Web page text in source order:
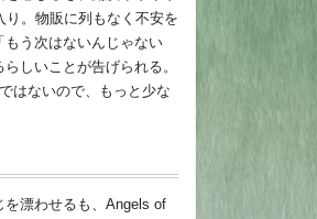
り。物販に列もなく不安を
う次はないんじゃない
しいことが告げられる。
はないので、もっと少な
を漂わせるも、Angels of